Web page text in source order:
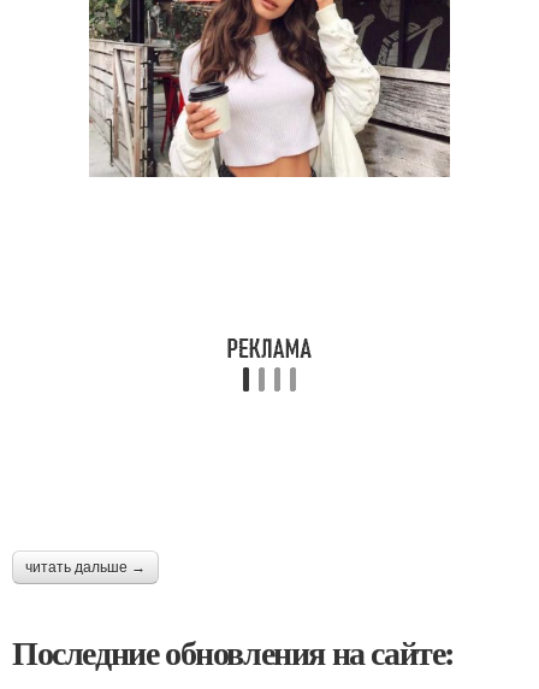
читать дальше →
Последние обновления на сайте: